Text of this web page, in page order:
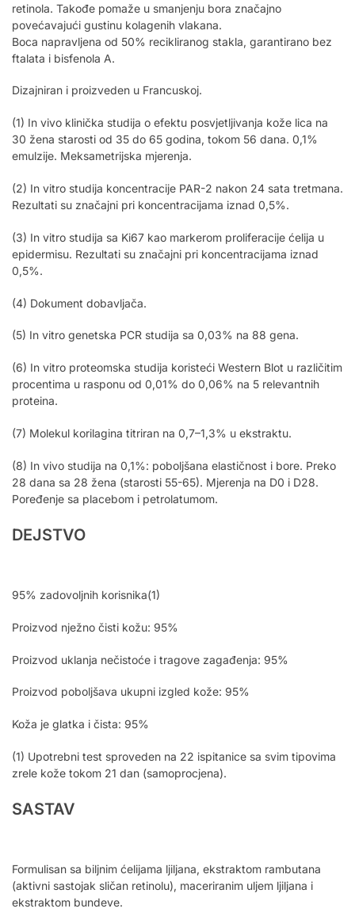
retinola. Takođe pomaže u smanjenju bora značajno
povećavajući gustinu kolagenih vlakana.
Boca napravljena od 50% recikliranog stakla, garantirano bez
ftalata i bisfenola A.
Dizajniran i proizveden u Francuskoj.
(1) In vivo klinička studija o efektu posvjetljivanja kože lica na
30 žena starosti od 35 do 65 godina, tokom 56 dana. 0,1%
emulzije. Meksametrijska mjerenja.
(2) In vitro studija koncentracije PAR-2 ​​nakon 24 sata tretmana.
Rezultati su značajni pri koncentracijama iznad 0,5%.
(3) In vitro studija sa Ki67 kao markerom proliferacije ćelija u
epidermisu. Rezultati su značajni pri koncentracijama iznad
0,5%.
(4) Dokument dobavljača.
(5) In vitro genetska PCR studija sa 0,03% na 88 gena.
(6) In vitro proteomska studija koristeći Western Blot u različitim
procentima u rasponu od 0,01% do 0,06% na 5 relevantnih
proteina.
(7) Molekul korilagina titriran na 0,7–1,3% u ekstraktu.
(8) In vivo studija na 0,1%: poboljšana elastičnost i bore. Preko
28 dana sa 28 žena (starosti 55-65). Mjerenja na D0 i D28.
Poređenje sa placebom i petrolatumom.
DEJSTVO
95% zadovoljnih korisnika(1)
Proizvod nježno čisti kožu: 95%
Proizvod uklanja nečistoće i tragove zagađenja: 95%
Proizvod poboljšava ukupni izgled kože: 95%
Koža je glatka i čista: 95%
(1) Upotrebni test sproveden na 22 ispitanice sa svim tipovima
zrele kože tokom 21 dan (samoprocjena).
SASTAV
Formulisan sa biljnim ćelijama ljiljana, ekstraktom rambutana
(aktivni sastojak sličan retinolu), maceriranim uljem ljiljana i
ekstraktom bundeve.